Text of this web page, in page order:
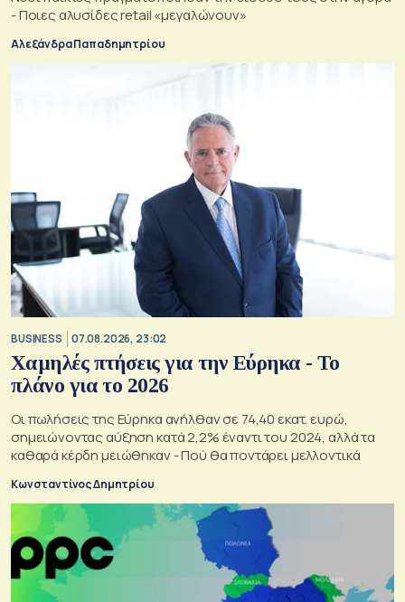
- Ποιες αλυσίδες retail «μεγαλώνουν»
Αλεξάνδρα Παπαδημητρίου
BUSINESS 07.08.2026, 23:02
Χαμηλές πτήσεις για την Εύρηκα - Το
πλάνο για το 2026
Οι πωλήσεις της Εύρηκα ανήλθαν σε 74,40 εκατ. ευρώ,
σημειώνοντας αύξηση κατά 2,2% έναντι του 2024, αλλά τα
καθαρά κέρδη μειώθηκαν - Πού θα ποντάρει μελλοντικά
Κωνσταντίνος Δημητρίου